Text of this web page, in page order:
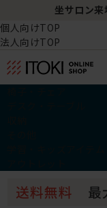
坐サロン来
個人向けTOP
法人向けTOP